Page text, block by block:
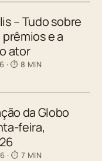
– Tudo sobre
e a
ator
· ⏱ 8 MIN
da Globo
feira,
· ⏱ 7 MIN